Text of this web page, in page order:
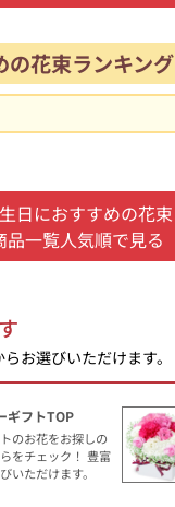
の花束ランキング
日におすすめの花束
品一覧人気順で見る
お選びいただけます。
ギフトTOP
のお花をお探しの
をチェック！ 豊富
いただけます。